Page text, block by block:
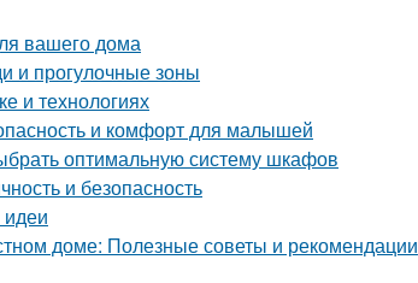
вашего дома
и прогулочные зоны
и технологиях
и комфорт для малышей
оптимальную систему шкафов
и безопасность
идеи
доме: Полезные советы и рекомендации